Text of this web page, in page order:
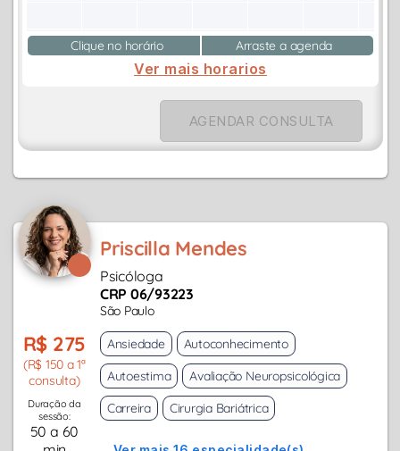
Clique no horário Arraste a agenda
Ver mais horarios
AGENDAR CONSULTA
Priscilla Mendes
Psicóloga
CRP 06/93223
São Paulo
R$ 275
(R$ 150 a 1ª
consulta)
Duração da
sessão:
50 a 60
Ansiedade
Autoconhecimento
Autoestima
Avaliação Neuropsicológica
Carreira
Cirurgia Bariátrica